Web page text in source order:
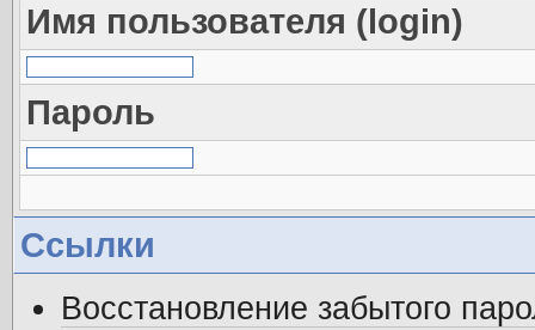
Имя пользователя (login)
Пароль
Ссылки
Восстановление забытого